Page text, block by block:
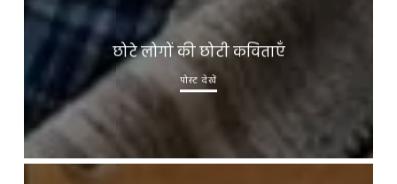
छोटे लोगों की छोटी कविताएँ
पोस्ट देखें